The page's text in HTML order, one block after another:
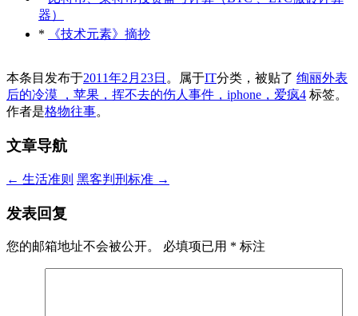
器）
*
《技术元素》摘抄
本条目发布于2011年2月23日 。属于IT分类，被贴了 绚丽外表
后的冷漠 ，苹果，挥不去的伤人事件，iphone，爱疯4 标签。
作者是格物往事。
文章导航
← 生活准则 黑客判刑标准 →
发表回复
您的邮箱地址不会被公开。 必填项已用 * 标注